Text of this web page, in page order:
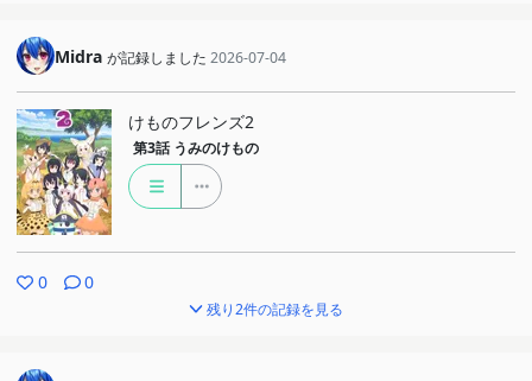
Midra が記録しました 2026-07-04
けものフレンズ2
第3話 うみのけもの
0 0
残り2件の記録を見る